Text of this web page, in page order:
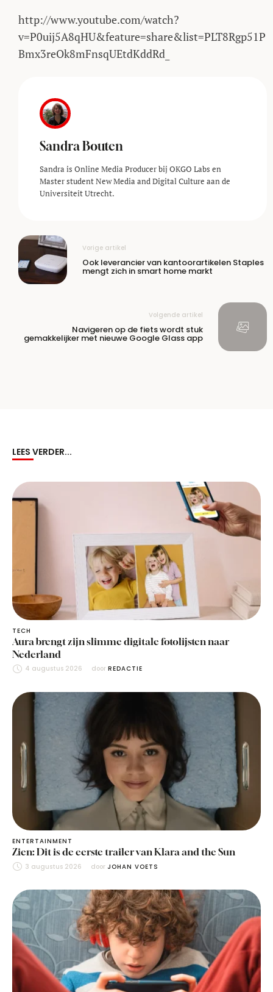
http://www.youtube.com/watch?
v=P0uij5A8qHU&feature=share&list=PLT8Rgp51P
Bmx3reOk8mFnsqUEtdKddRd_
Sandra Bouten
Sandra is Online Media Producer bij OKGO Labs en
Master student New Media and Digital Culture aan de
Universiteit Utrecht.
Vorige artikel
Ook leverancier van kantoorartikelen Staples
mengt zich in smart home markt
Volgende artikel
Navigeren op de fiets wordt stuk
gemakkelijker met nieuwe Google Glass app
LEES VERDER...
TECH
Aura brengt zijn slimme digitale fotolijsten naar
Nederland
4 augustus 2026 door REDACTIE
ENTERTAINMENT
Zien: Dit is de eerste trailer van Klara and the Sun
3 augustus 2026 door JOHAN VOETS